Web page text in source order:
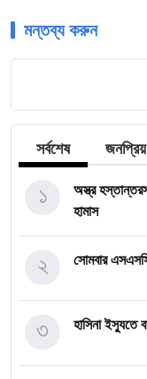
মন্তব্য করুন
সর্বশেষ জনপ্রিয়
অস্ত্র
হামাস
১
সোমবার
২
হাসিনা ইস্যুতে
৩